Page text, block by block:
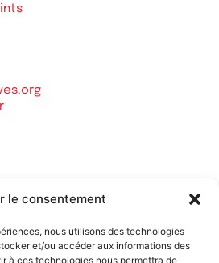
le consentement
nous utilisons des technologies
et/ou accéder aux informations des
à ces technologies nous permettra de